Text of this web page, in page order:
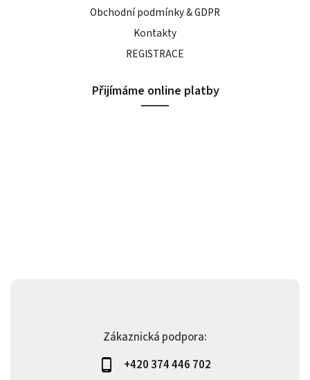
Zákaznická podpora:
+420 374 446 702
Obchodní podmínky & GDPR
Kontakty
REGISTRACE
Přijímáme online platby